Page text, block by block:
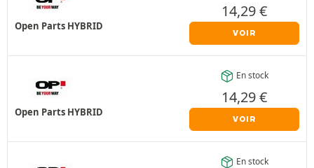
Open Parts HYBRID
14,29€
VOIR
Open Parts HYBRID
En stock
14,29€
VOIR
En stock